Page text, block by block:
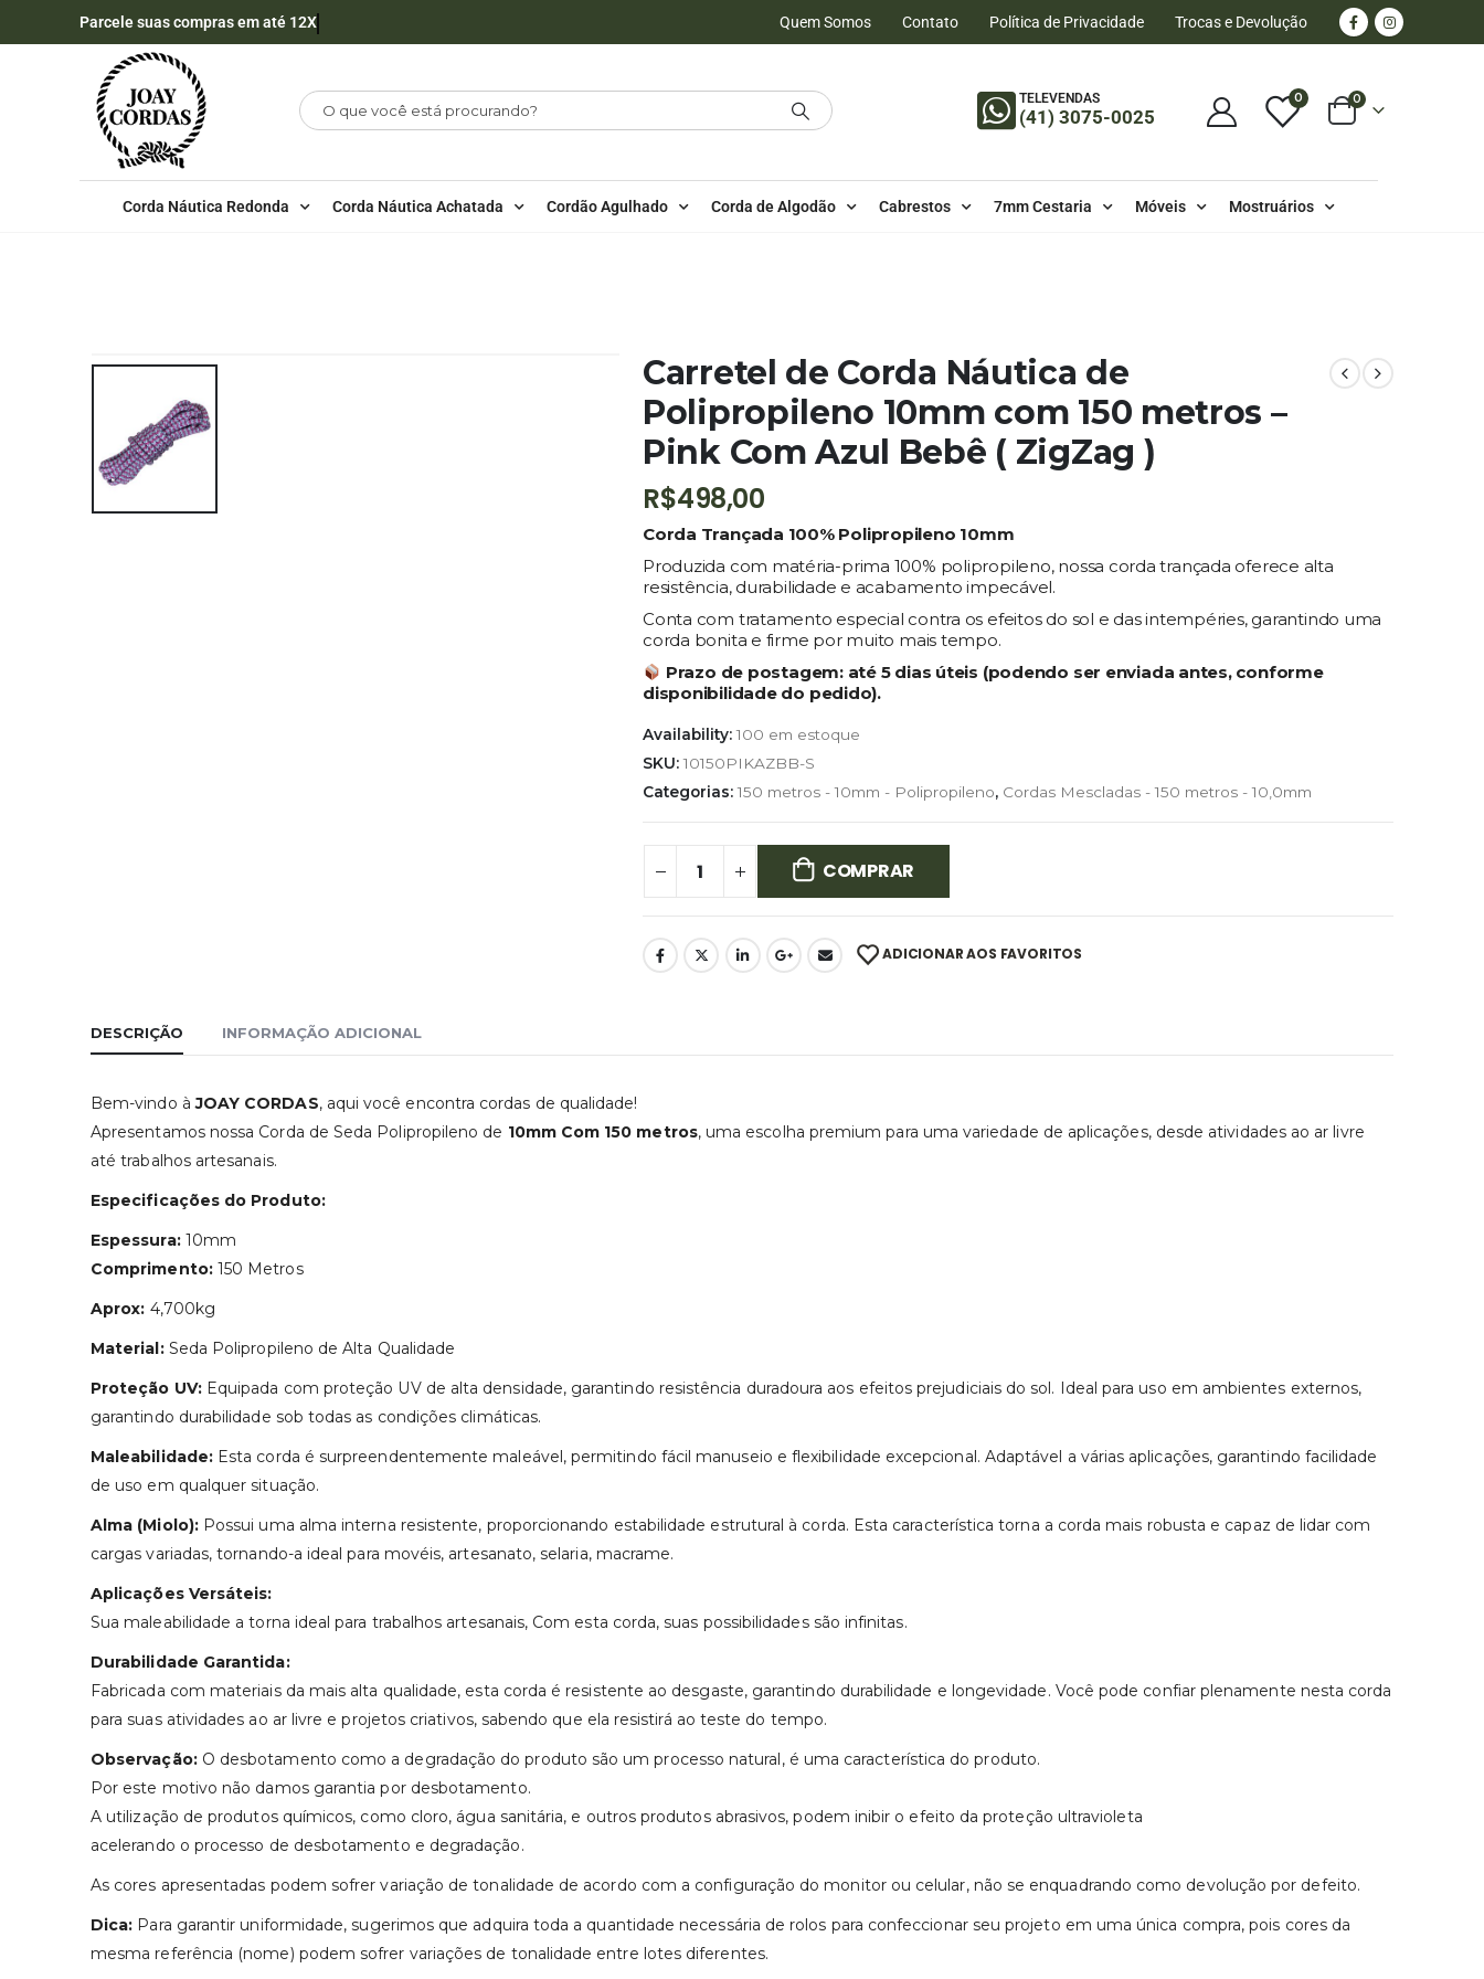
Parcele suas compras em até 12X Quem Somos Contato Política de Privacidade Trocas e Devolução
TELEVENDAS
(41) 3075-0025
0 0
Corda Náutica Redonda Corda Náutica Achatada Cordão Agulhado Corda de Algodão Cabrestos 7mm Cestaria Móveis Mostruários
Carretel de Corda Náutica de
Polipropileno 10mm com 150 metros –
Pink Com Azul Bebê ( ZigZag )
R$498,00
Corda Trançada 100% Polipropileno 10mm
Produzida com matéria-prima 100% polipropileno, nossa corda trançada oferece alta
resistência, durabilidade e acabamento impecável.
Conta com tratamento especial contra os efeitos do sol e das intempéries, garantindo uma
corda bonita e firme por muito mais tempo.
Prazo de postagem: até 5 dias úteis (podendo ser enviada antes, conforme
disponibilidade do pedido).
Availability:100 em estoque
SKU:10150PIKAZBB-S
Categorias:150 metros - 10mm - Polipropileno, Cordas Mescladas - 150 metros - 10,0mm
COMPRAR
ADICIONAR AOS FAVORITOS
DESCRIÇÃO INFORMAÇÃO ADICIONAL
Bem-vindo àJOAY CORDAS, aqui você encontra cordas de qualidade!
Apresentamos nossa Corda de Seda Polipropileno de 10mm Com 150 metros, uma escolha premium para uma variedade de aplicações, desde atividades ao ar livre
até trabalhos artesanais.
Especificações do Produto:
Espessura:10mm
Comprimento:150 Metros
Aprox: 4,700kg
Material:Seda Polipropileno de Alta Qualidade
Proteção UV:Equipada com proteção UV de alta densidade, garantindo resistência duradoura aos efeitos prejudiciais do sol. Ideal para uso em ambientes externos,
garantindo durabilidade sob todas as condições climáticas.
Maleabilidade:Esta corda é surpreendentemente maleável, permitindo fácil manuseio e flexibilidade excepcional. Adaptável a várias aplicações, garantindo facilidade
de uso em qualquer situação.
Alma (Miolo):Possui uma alma interna resistente, proporcionando estabilidade estrutural à corda. Esta característica torna a corda mais robusta e capaz de lidar com
cargas variadas, tornando-a ideal para movéis, artesanato, selaria, macrame.
Aplicações Versáteis:
Sua maleabilidade a torna ideal para trabalhos artesanais, Com esta corda, suas possibilidades são infinitas.
Durabilidade Garantida:
Fabricada com materiais da mais alta qualidade, esta corda é resistente ao desgaste, garantindo durabilidade e longevidade. Você pode confiar plenamente nesta corda
para suas atividades ao ar livre e projetos criativos, sabendo que ela resistirá ao teste do tempo.
Observação:O desbotamento como a degradação do produto são um processo natural, é uma característica do produto.
Por este motivo não damos garantia por desbotamento.
A utilização de produtos químicos, como cloro, água sanitária, e outros produtos abrasivos, podem inibir o efeito da proteção ultravioleta
acelerando o processo de desbotamento e degradação.
As cores apresentadas podem sofrer variação de tonalidade de acordo com a configuração do monitor ou celular, não se enquadrando como devolução por defeito.
Dica: Para garantir uniformidade, sugerimos que adquira toda a quantidade necessária de rolos para confeccionar seu projeto em uma única compra, pois cores da
mesma referência (nome) podem sofrer variações de tonalidade entre lotes diferentes.